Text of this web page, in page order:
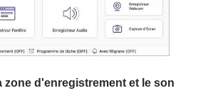
zone d'enregistrement et le son